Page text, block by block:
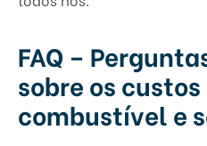
FAQ –
sobre os custos
combustível e